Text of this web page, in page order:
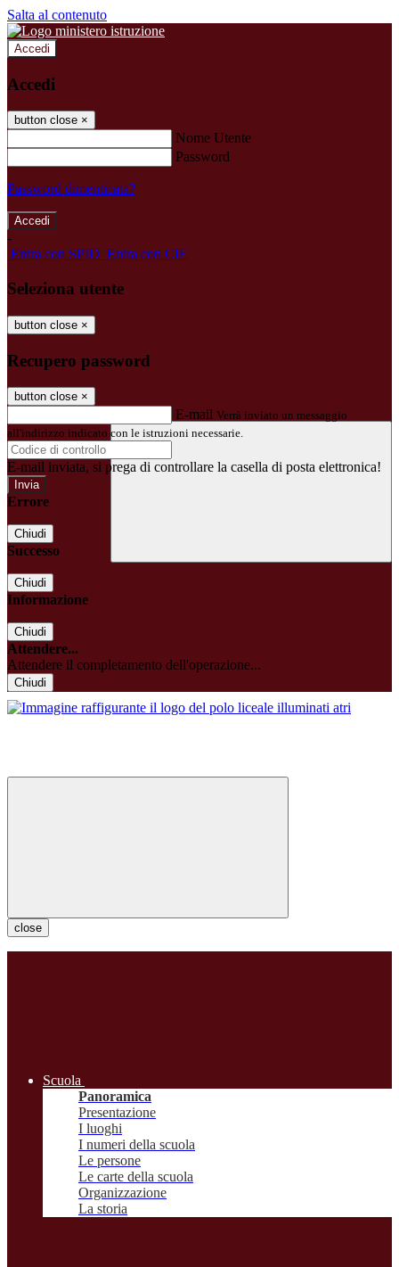
Salta al contenuto
Accedi
Accedi
button close ×
Nome Utente
Password
Password dimenticata?
-
Entra con SPID Entra con CIE
Seleziona utente
button close ×
Recupero password
button close ×
E-mail Verrà inviato un messaggio
all'indirizzo indicato con le istruzioni necessarie.
E-mail inviata, si prega di controllare la casella di posta elettronica!
Errore
Chiudi
Successo
Chiudi
Informazione
Chiudi
Attendere...
Attendere il completamento dell'operazione...
Chiudi
close
Scuola
Panoramica
Presentazione
I luoghi
I numeri della scuola
Le persone
Le carte della scuola
Organizzazione
La storia